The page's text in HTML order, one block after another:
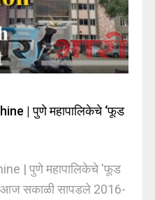
| पुणे महापालिकेचे ‘फूड
| पुणे महापालिकेचे 'फूड
आज सकाळी सापडले 2016-